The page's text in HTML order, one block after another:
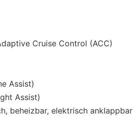
Cruise Control (ACC)
Assist)
Assist)
beheizbar, elektrisch anklappbar